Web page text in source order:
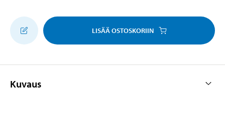
LISÄÄ OSTOSKORIIN
Kuvaus